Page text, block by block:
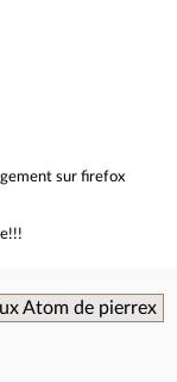
sur firefox
Atom de pierrex